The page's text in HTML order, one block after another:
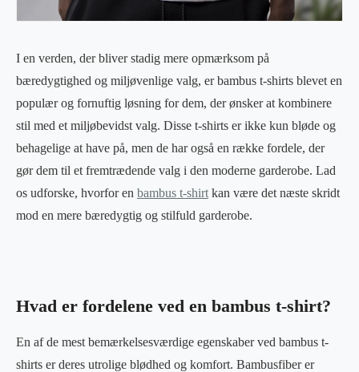
I en verden, der bliver stadig mere opmærksom på
bæredygtighed og miljøvenlige valg, er bambus t-shirts blevet en
populær og fornuftig løsning for dem, der ønsker at kombinere
stil med et miljøbevidst valg. Disse t-shirts er ikke kun bløde og
behagelige at have på, men de har også en række fordele, der
gør dem til et fremtrædende valg i den moderne garderobe. Lad
os udforske, hvorfor en bambus t-shirt kan være det næste skridt
mod en mere bæredygtig og stilfuld garderobe.
Hvad er fordelene ved en bambus t-shirt?
En af de mest bemærkelsesværdige egenskaber ved bambus t-
shirts er deres utrolige blødhed og komfort. Bambusfiber er